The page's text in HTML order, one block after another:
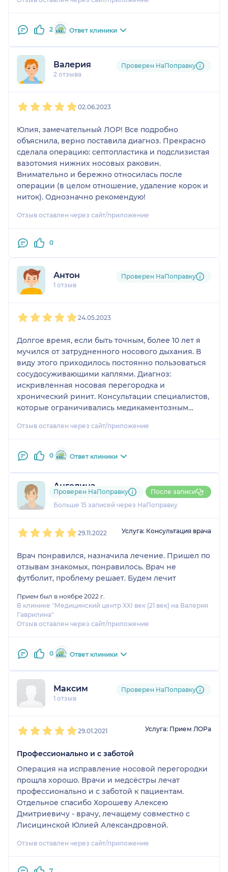
отвечала на все мои вопросы, аккуратно
Замечательный, внимательный доктор!
2 Ответ клиники
Валерия
2 отзыва
Проверен НаПоправку
02.06.2023
Юлия, замечательный ЛОР! Все подробно
объяснила, верно поставила диагноз. Прекрасно
сделала операцию: септопластика и подслизистая
вазотомия нижних носовых раковин.
Внимательно и бережно относилась после
операции (в целом отношение, удаление корок и
ниток). Однозначно рекомендую!
Отзыв оставлен через сайт/приложение
0
Антон
1 отзыв
Проверен НаПоправку
24.05.2023
Долгое время, если быть точным, более 10 лет я
мучился от затрудненного носового дыхания. В
виду этого приходилось постоянно пользоваться
сосудосуживающими каплями. Диагноз:
искривленная носовая перегородка и
хронический ринит. Консультации специалистов,
которые ограничивались медикаментозным
когда я обратился к Юлии Александровне. Сразу
которую она и провела в 21 веке. Результат не
переоценить: с операции прошел месяц, я
отказаться от капель. Теперь в моей жизни нет тех
проблем, которые я испытывал при затрудненном
дыхании. Также отмечу, что Юлия Александровна
консультировала меня, как по вопросам
несомненно очень помогло.
Отзыв оставлен через сайт/приложение
0 Ответ клиники
Ангелина
3 отзываи 3 оценки
Больше 15 записей через НаПоправку
Проверен НаПоправку После записи
29.11.2022 Услуга: Консультация врача
Врач понравился, назначила лечение. Пришел по
отзывам знакомых, понравилось. Врач не
футболит, проблему решает. Будем лечит
Прием был в ноябре 2022 г.
В клинике "Медицинский центр XXI век (21 век) на Валерия
Гаврилина"
Отзыв оставлен через сайт/приложение
0 Ответ клиники
Максим
1 отзыв
Проверен НаПоправку
29.01.2021 Услуга: Прием ЛОРа
Профессионально и с заботой
Операция на исправление носовой перегородки
прощла хорошо. Врачи и медсёстры лечат
профессионально и с заботой к пациентам.
Отдельное спасибо Хорошеву Алексею
Дмитриевичу - врачу, лечащему совместно с
Лисицинской Юлией Александровной.
Отзыв оставлен через сайт/приложение